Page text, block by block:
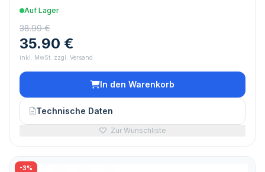
Auf Lager
38.99 €
35.90 €
inkl. MwSt. zzgl. Versand
In den Warenkorb
Technische Daten
Zur Wunschliste
-3%